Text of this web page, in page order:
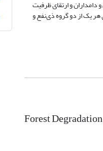
و ارتقای ظرفیت
یک از دو گروه ذی‌نفع و
Forest